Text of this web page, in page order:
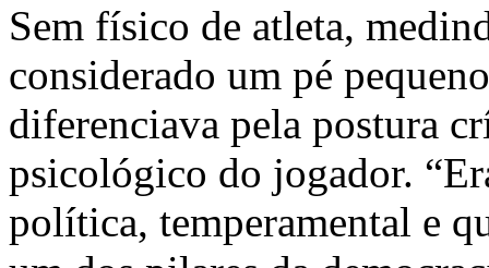
Sem físico de atleta,
considerado um pé
diferenciava pela postura
psicológico do jogador.
política, temperamental e